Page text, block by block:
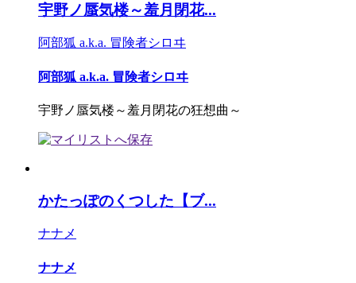
宇野ノ蜃気楼～羞月閉花...
阿部狐 a.k.a. 冒険者シロヰ
阿部狐 a.k.a. 冒険者シロヰ
宇野ノ蜃気楼～羞月閉花の狂想曲～
かたっぽのくつした【ブ...
ナナメ
ナナメ